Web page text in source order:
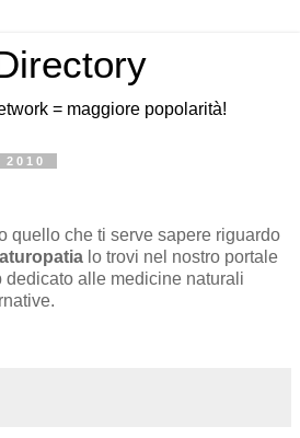
= maggiore popolarità!
quello che ti serve sapere riguardo
lo trovi nel nostro portale
dedicato alle medicine naturali